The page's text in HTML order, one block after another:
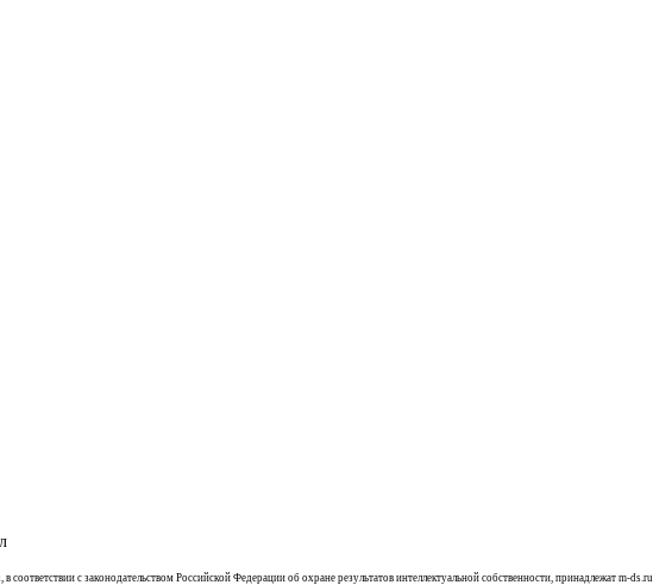
соответствии с законодательством Российской Федерации об охране результатов интеллектуальной собственности, принадлежат m-